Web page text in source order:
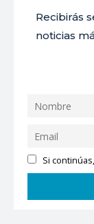
Recibirás
noticias
Si